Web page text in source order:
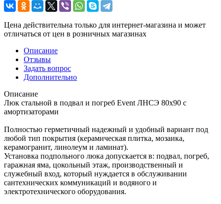
Цена действительна только для интернет-магазина и может
отличаться от цен в розничных магазинах
Описание
Отзывы
Задать вопрос
Дополнительно
Описание
Люк стальной в подвал и погреб Event ЛНСЭ 80x90 с
амортизаторами
Полностью герметичный надежный и удобный вариант под
любой тип покрытия (керамическая плитка, мозаика,
керамогранит, линолеум и ламинат).
Установка подпольного люка допускается в: подвал, погреб,
гаражная яма, цокольный этаж, производственный и
служебный вход, который нуждается в обслуживании
сантехнических коммуникаций и водяного и
электротехнического оборудования.